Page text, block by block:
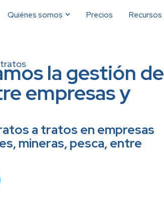
Quiénes somos Precios Recursos
tratos la gestión de
empresas y
a tratos en empresas
mineras, pesca, entre